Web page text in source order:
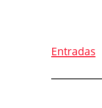
Entradas